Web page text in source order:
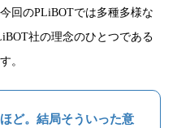
回のPLiBOTでは多種多様な
社の理念のひとつである
。
ど。結局そういった意